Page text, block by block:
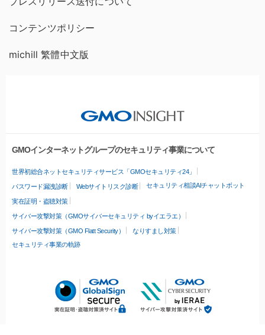
コンテンツポリシー
michill 繁體中文版
GMOインターネットグループのセキュリティ事業について
世界初総合ネットセキュリティサービス「GMOセキュリティ24」
パスワード漏洩診断 Webサイトリスク診断 セキュリティ相談AIチャットボット
実在証明・盗聴対策
サイバー攻撃対策（GMOサイバーセキュリティ byイエラエ）
サイバー攻撃対策（GMO Flatt Security）
なりすまし対策
セキュリティ事業の軌跡